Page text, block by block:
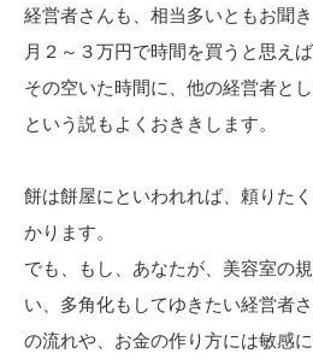
経営者さんも、相当多いともお聞
月２～３万円で時間を買うと思えば
その空いた時間に、他の経営者と
という説もよくおききします。
餅は餅屋にといわれれば、頼りた
かります。
でも、もし、あなたが、美容室の
い、多角化もしてゆきたい経営者
の流れや、お金の作り方には敏感